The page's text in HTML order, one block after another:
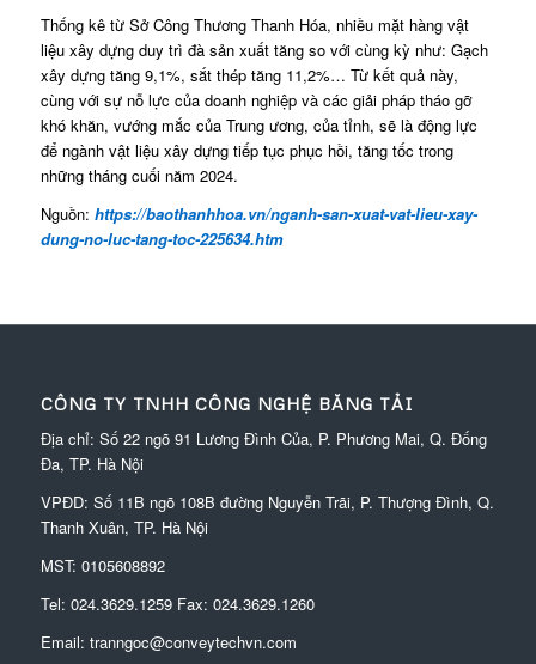
Thống kê từ Sở Công Thương Thanh Hóa, nhiều mặt hàng vật
liệu xây dựng duy trì đà sản xuất tăng so với cùng kỳ như: Gạch
xây dựng tăng 9,1%, sắt thép tăng 11,2%… Từ kết quả này,
cùng với sự nỗ lực của doanh nghiệp và các giải pháp tháo gỡ
khó khăn, vướng mắc của Trung ương, của tỉnh, sẽ là động lực
để ngành vật liệu xây dựng tiếp tục phục hồi, tăng tốc trong
những tháng cuối năm 2024.
Nguồn: https://baothanhhoa.vn/nganh-san-xuat-vat-lieu-xay-
dung-no-luc-tang-toc-225634.htm
CÔNG TY TNHH CÔNG NGHỆ BĂNG TẢI
Địa chỉ: Số 22 ngõ 91 Lương Đình Của, P. Phương Mai, Q. Đống
Đa, TP. Hà Nội
VPĐD: Số 11B ngõ 108B đường Nguyễn Trãi, P. Thượng Đình, Q.
Thanh Xuân, TP. Hà Nội
MST: 0105608892
Tel: 024.3629.1259Fax: 024.3629.1260
Email: tranngoc@conveytechvn.com